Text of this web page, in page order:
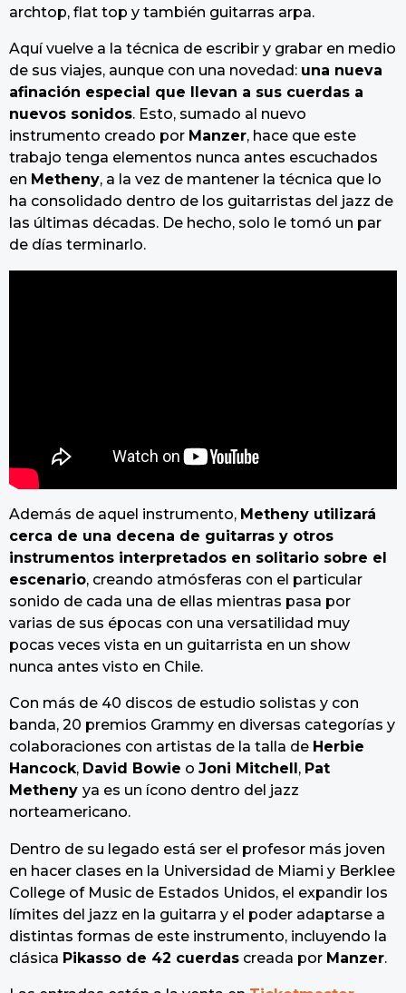
archtop, flat top y también guitarras arpa.
Aquí vuelve a la técnica de escribir y grabar en medio
de sus viajes, aunque con una novedad: una nueva
afinación especial que llevan a sus cuerdas a
nuevos sonidos. Esto, sumado al nuevo
instrumento creado por Manzer, hace que este
trabajo tenga elementos nunca antes escuchados
en Metheny, a la vez de mantener la técnica que lo
ha consolidado dentro de los guitarristas del jazz de
las últimas décadas. De hecho, solo le tomó un par
de días terminarlo.
Además de aquel instrumento, Metheny utilizará
cerca de una decena de guitarras y otros
instrumentos interpretados en solitario sobre el
escenario, creando atmósferas con el particular
sonido de cada una de ellas mientras pasa por
varias de sus épocas con una versatilidad muy
pocas veces vista en un guitarrista en un show
nunca antes visto en Chile.
Con más de 40 discos de estudio solistas y con
banda, 20 premios Grammy en diversas categorías y
colaboraciones con artistas de la talla de Herbie
Hancock, David Bowie o Joni Mitchell , Pat
Metheny ya es un ícono dentro del jazz
norteamericano.
Dentro de su legado está ser el profesor más joven
en hacer clases en la Universidad de Miami y Berklee
College of Music de Estados Unidos, el expandir los
límites del jazz en la guitarra y el poder adaptarse a
distintas formas de este instrumento, incluyendo la
clásica Pikasso de 42 cuerdas creada por Manzer.